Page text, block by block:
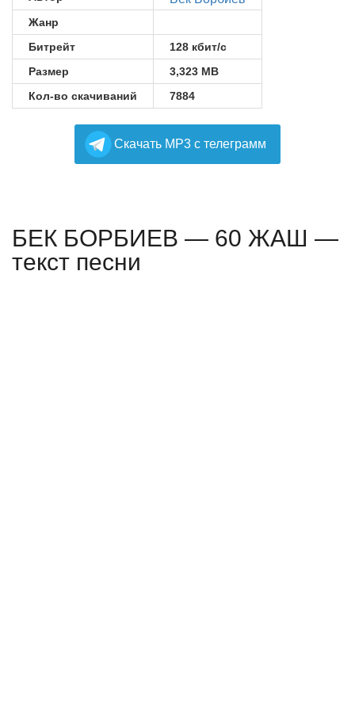
Жанр
Битрейт
128 кбит/с
Размер
3,323 MB
Кол-во скачиваний
7884
Cкачать MP3 с телеграмм
БЕК БОРБИЕВ — 60 ЖАШ —
текст песни